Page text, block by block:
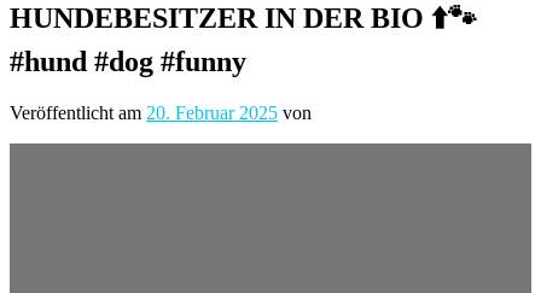
HUNDEBESITZER IN DER BIO ⬆️🐾
#hund #dog #funny
Veröffentlicht am 20. Februar 2025 von